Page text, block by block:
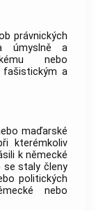
právnických
úmyslně a
nebo
fašistickým a
maďarské
kterémkoliv
k německé
se staly členy
politických
nebo